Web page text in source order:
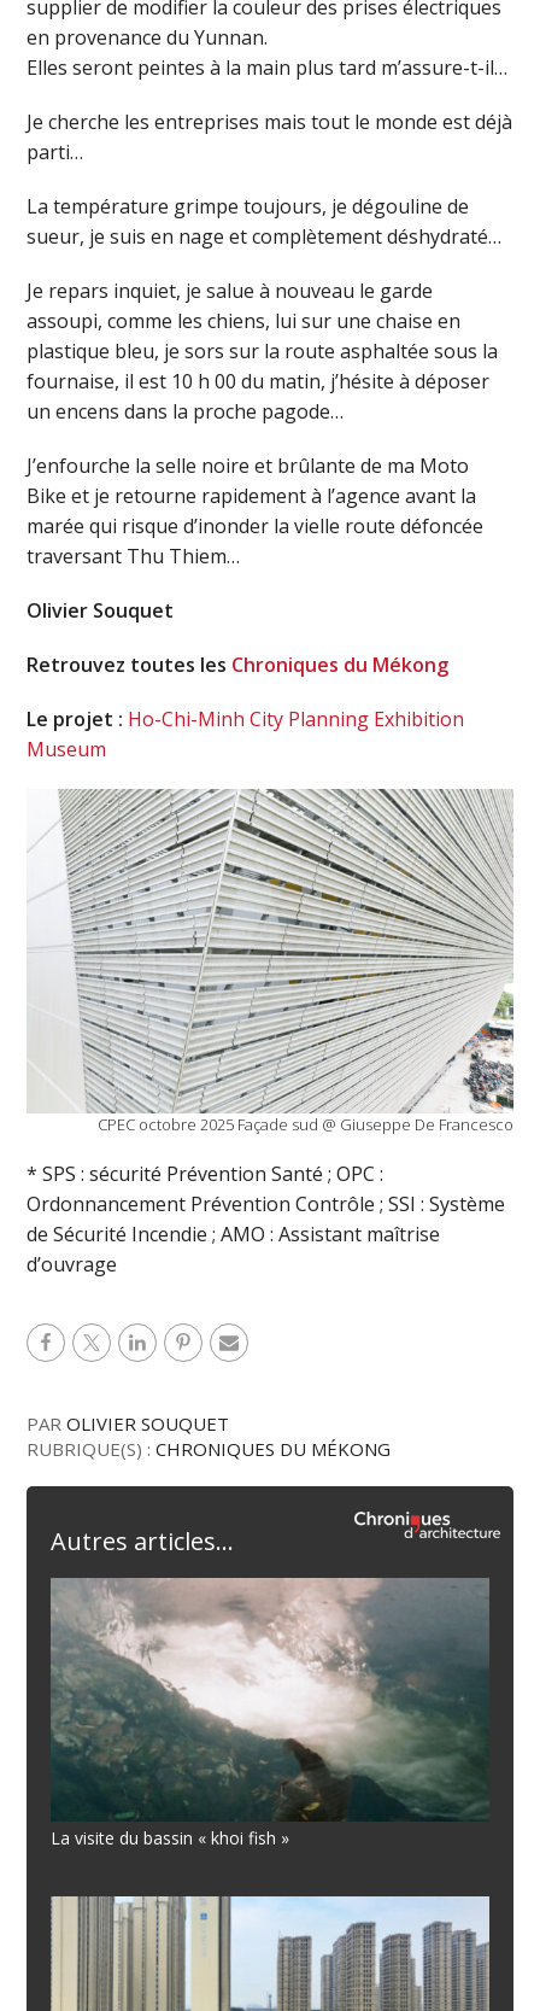
supplier de modifier la couleur des prises électriques
en provenance du Yunnan.
Elles seront peintes à la main plus tard m’assure-t-il…
Je cherche les entreprises mais tout le monde est déjà
parti…
La température grimpe toujours, je dégouline de
sueur, je suis en nage et complètement déshydraté…
Je repars inquiet, je salue à nouveau le garde
assoupi, comme les chiens, lui sur une chaise en
plastique bleu, je sors sur la route asphaltée sous la
fournaise, il est 10 h 00 du matin, j’hésite à déposer
un encens dans la proche pagode…
J’enfourche la selle noire et brûlante de ma Moto
Bike et je retourne rapidement à l’agence avant la
marée qui risque d’inonder la vielle route défoncée
traversant Thu Thiem…
Olivier Souquet
Retrouvez toutes les Chroniques du Mékong
Le projet : Ho-Chi-Minh City Planning Exhibition
Museum
CPEC octobre 2025 Façade sud @ Giuseppe De Francesco
* SPS : sécurité Prévention Santé ; OPC :
Ordonnancement Prévention Contrôle ; SSI : Système
de Sécurité Incendie ; AMO : Assistant maîtrise
d’ouvrage
PAROLIVIER SOUQUET
RUBRIQUE(S) :CHRONIQUES DU MÉKONG
Autres articles...
La visite du bassin « khoi fish »